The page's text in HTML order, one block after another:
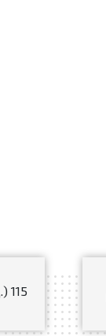
115